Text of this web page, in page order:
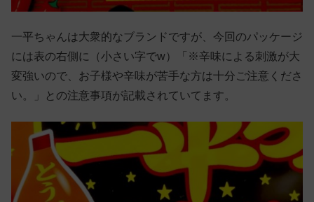
一平ちゃんは大衆的なブランドですが、今回のパッケージ
には表の右側に（小さい字でw）「※辛味による刺激が大
変強いので、お子様や辛味が苦手な方は十分ご注意くださ
い。」との注意事項が記載されていてます。